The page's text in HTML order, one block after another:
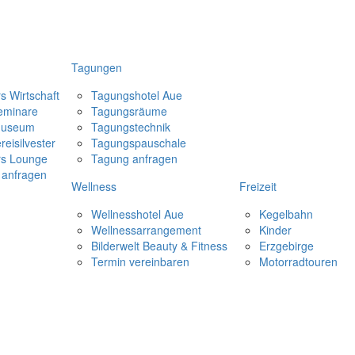
Wirtschaft
Lounge
Tagungen
Tagungshotel Aue
Tagungsräume
Tagungstechnik
Tagungspauschale
Tagung anfragen
Wellness
Wellnesshotel Aue
Wellnessarrangement
Bilderwelt Beauty & Fitness
Termin vereinbaren
Freizeit
Kegelbahn
Kinder
Erzgebirge
Motorradtouren